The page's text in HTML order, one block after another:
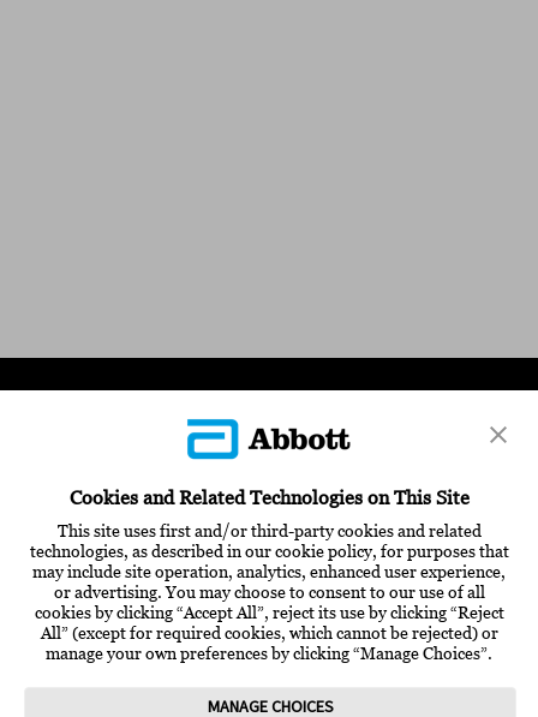
Cookies and Related Technologies on This Site
This site uses first and/or third-party cookies and related
technologies, as described in our cookie policy, for purposes that
may include site operation, analytics, enhanced user experience,
or advertising. You may choose to consent to our use of all
cookies by clicking “Accept All”, reject its use by clicking “Reject
All” (except for required cookies, which cannot be rejected) or
manage your own preferences by clicking “Manage Choices”.
MANAGE CHOICES
ANMELDEN / REGISTRIEREN
ÜBER ABBOTT
EVENTS & FORTBILDUNGEN
ZERTIFIZIERTE ANGEBOTE
MEDIATHEK
WISSENSCHAFT